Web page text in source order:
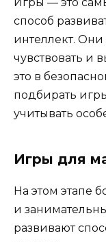
способ
интеллект. Они
чувствовать и
это в
подбирать
учитывать
Игры для
На этом этапе
и
развивают